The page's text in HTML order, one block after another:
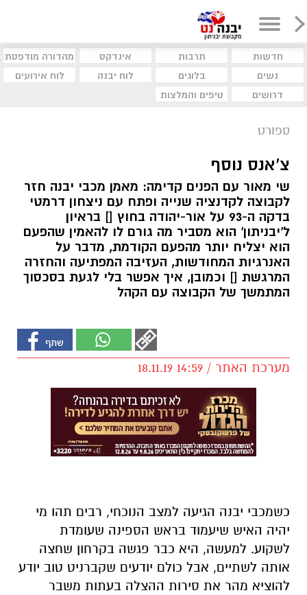
חדשות תרבות אינדקס
מהדורה מודפסת
נשים
בלוגים לוח יבנה
לוח אירועים
דרושים
טיפים והמלצות
ספורט
צ'אנס נוסף
שי מאור עם הפנים קדימה: מאמן מכבי יבנה חזר
לקבוצה לקדנציה שנייה ופתח עם ניצחון דרמטי
בדקה ה-93 על אור-יהודה בחוץ [] בראיון
ל'יבניתון' הוא מסביר מה גורם לו להאמין שהפעם
הוא יצליח יותר מהפעם הקודמת, מדבר על
האנרגיות המחודשות, העזיבה המפתיעה והחזרה
המרגשת [] וכמובן, איך אפשר בלי לגעת בסכסוך
המתמשך של הקבוצה עם הקהל
מערכת האתר / 14:59 18.11.19
כשמכבי יבנה הגיעה למצב הנוכחי, רבים תהו מי
יהיה האיש שיעמוד בראש הספינה שעומדת
לשקוע. למעשה, היא כבר פגשה בקרחון שחצה
אותה לשתיים, אבל כולם יודעים שקברניט טוב יודע
להוציא מהר את סירות ההצלה בעתות משבר